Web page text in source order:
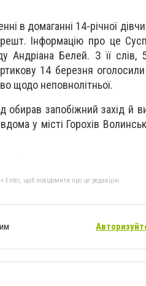
в домаганні 14-річної
Інформацію про це
Андріана Белей. З її слів,
14 березня оголосили
щодо неповнолітньої.
обирав запобіжний захід й
у місті Горохів
Enter, щоб повідомити про це редакцію